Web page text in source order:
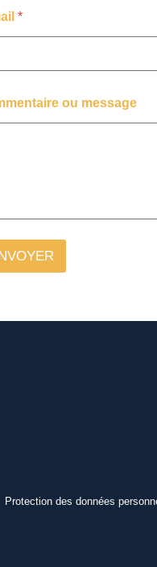
*
ou message
Protection des données